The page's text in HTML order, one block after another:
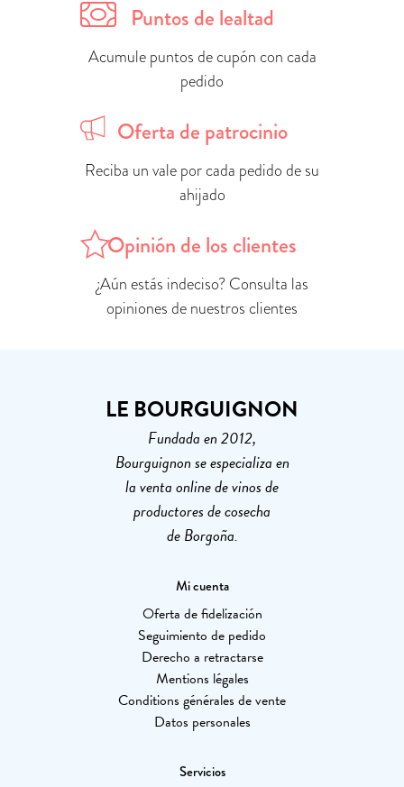
Puntos de lealtad
Acumule puntos de cupón con cada
pedido
Oferta de patrocinio
Reciba un vale por cada pedido de su
ahijado
Opinión de los clientes
¿Aún estás indeciso? Consulta las
opiniones de nuestros clientes
LE BOURGUIGNON
Fundada en 2012,
Bourguignon se especializa en
la venta online de vinos de
productores de cosecha
de Borgoña.
Mi cuenta
Oferta de fidelización
Seguimiento de pedido
Derecho a retractarse
Mentions légales
Conditions générales de vente
Datos personales
Servicios